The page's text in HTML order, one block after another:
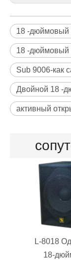
18 -дюймовый
18 -дюймовый
Sub 9006-как
Двойной 18 -
активный
L-8018
18-